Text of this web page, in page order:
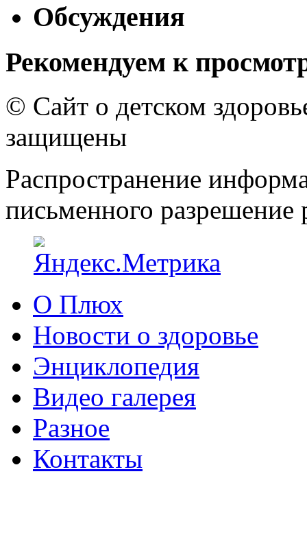
Обсуждения
Рекомендуем к
© Сайт о детском
защищены
Распространение
письменного разрешение
О Плюх
Новости о здоровье
Энциклопедия
Видео галерея
Разное
Контакты